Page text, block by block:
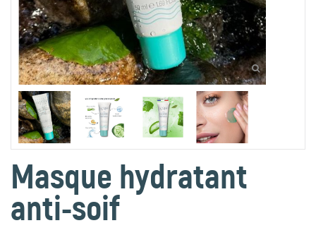
Masque hydratant
anti-soif